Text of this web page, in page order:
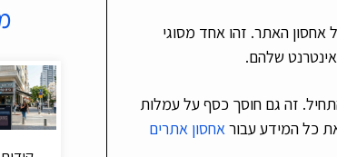
אחסון האתר. זהו אחד מסוגי
שלהם.
זה גם חוסך כסף על עמלות
כל המידע עבוראחסון אתרים